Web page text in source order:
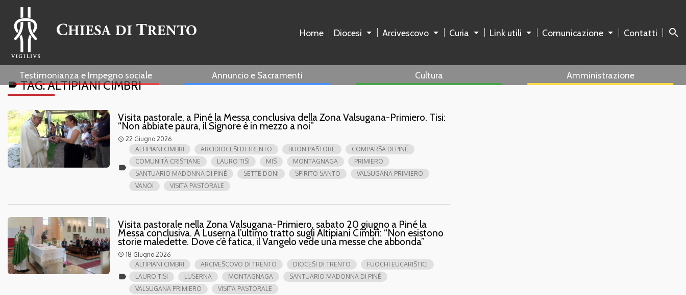
Home Diocesi Arcivescovo Curia Link utili Comunicazione Contatti search
Testimonianza e Impegno sociale Annuncio e Sacramenti Cultura Amministrazione
labelTAG:ALTIPIANI CIMBRI
Visita pastorale, a Piné la Messa conclusiva della Zona Valsugana-Primiero. Tisi:
“Non abbiate paura, il Signore è in mezzo a noi”
access_time 22 Giugno 2026
label
ALTIPIANI CIMBRI ARCIDIOCESI DI TRENTO BUON PASTORE
COMPARSA DI PINÉ
COMUNITÀ CRISTIANE
LAURO TISI MIS MONTAGNAGA
PRIMIERO
SANTUARIO MADONNA DI PINÉ
SETTE DONI SPIRITO SANTO
VALSUGANA PRIMIERO
VANOI
VISITA PASTORALE
Visita pastorale nella Zona Valsugana-Primiero, sabato 20 giugno a Piné la
Messa conclusiva. A Luserna l’ultimo tratto sugli Altipiani Cimbri: “Non esistono
storie maledette. Dove c’è fatica, il Vangelo vede una messe che abbonda”
access_time 18 Giugno 2026
label
ALTIPIANI CIMBRI ARCIVESCOVO DI TRENTO DIOCESI DI TRENTO
FUOCHI EUCARISTICI
LAURO TISI
LUSERNA MONTAGNAGA
SANTUARIO MADONNA DI PINÉ
VALSUGANA PRIMIERO
VISITA PASTORALE